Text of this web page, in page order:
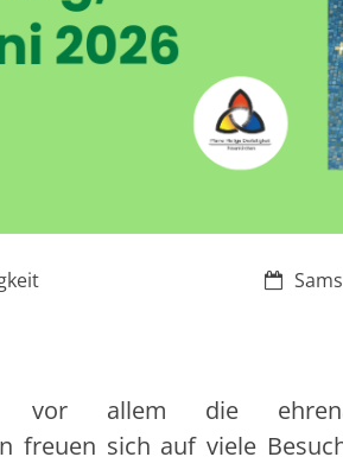
Datum:
allem die
freuen sich auf viele